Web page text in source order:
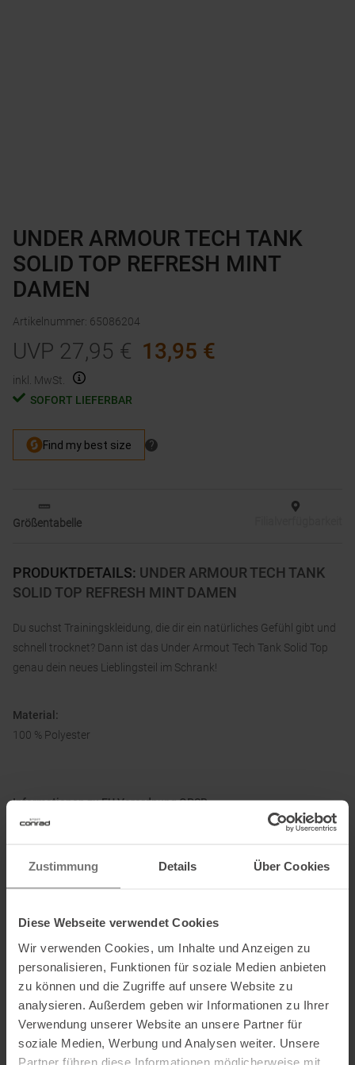
Zustimmung Details Über Cookies
Diese Webseite verwendet Cookies
Wir verwenden Cookies, um Inhalte und Anzeigen zu
personalisieren, Funktionen für soziale Medien anbieten
zu können und die Zugriffe auf unsere Website zu
analysieren. Außerdem geben wir Informationen zu Ihrer
Verwendung unserer Website an unsere Partner für
soziale Medien, Werbung und Analysen weiter. Unsere
Partner führen diese Informationen möglicherweise mit
PRODUKTDETAILS: UNDER ARMOUR TECH TANK
SOLID TOP REFRESH MINT DAMEN
Du suchst Trainingskleidung, die dir ein natürliches Gefühl gibt und
schnell trocknet? Dann ist das Under Armout Tech Tank Solid Top
genau dein neues Lieblingsteil im Schrank!
Material:
100 % Polyester
Informationen zu EU Verordnung GPSR
Name des Herstellers:
Amsterdam, NL
Elektronische Adresse des
UNDER ARMOUR TECH TANK
SOLID TOP REFRESH MINT
DAMEN
Artikelnummer: 65086204
UVP 27,95 € 13,95 €
inkl. MwSt.
SOFORT LIEFERBAR
Größentabelle
PRODUKTEIGENSCHAFTEN:
Ausschnitt: Rundhals